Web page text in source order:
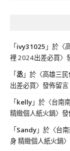
「 ivy31025 」於〈
裡 2024出差必買〉
「丞」於〈高雄三
出差必買〉發佈留言
「 kelly」於〈台南
精緻個人紙火鍋〉
「 Sandy」於〈台
身 精緻個人紙火鍋